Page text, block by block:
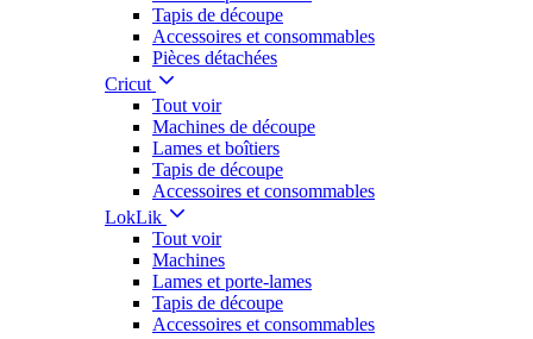
Tapis de découpe
Accessoires et consommables
Pièces détachées
Cricut
Tout voir
Machines de découpe
Lames et boîtiers
Tapis de découpe
Accessoires et consommables
LokLik
Tout voir
Machines
Lames et porte-lames
Tapis de découpe
Accessoires et consommables